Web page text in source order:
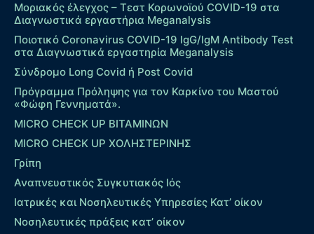
Μοριακός έλεγχος – Τεστ Κορωνοϊού COVID-19 στα
Διαγνωστικά εργαστήρια Meganalysis
Ποιοτικό Coronavirus COVID-19 IgG/IgM Antibody Test
στα Διαγνωστικά εργαστηρία Meganalysis
Σύνδρομο Long Covid ή Post Covid
Πρόγραμμα Πρόληψης για τον Καρκίνο του Μαστού
«Φώφη Γεννηματά».
MICRO CHECK UP ΒΙΤΑΜΙΝΩΝ
MICRO CHECK UP ΧΟΛΗΣΤΕΡΙΝΗΣ
Γρίπη
Αναπνευστικός Συγκυτιακός Ιός
Ιατρικές και Νοσηλευτικές Υπηρεσίες Κατ’ οίκον
Νοσηλευτικές πράξεις κατ’ οίκον